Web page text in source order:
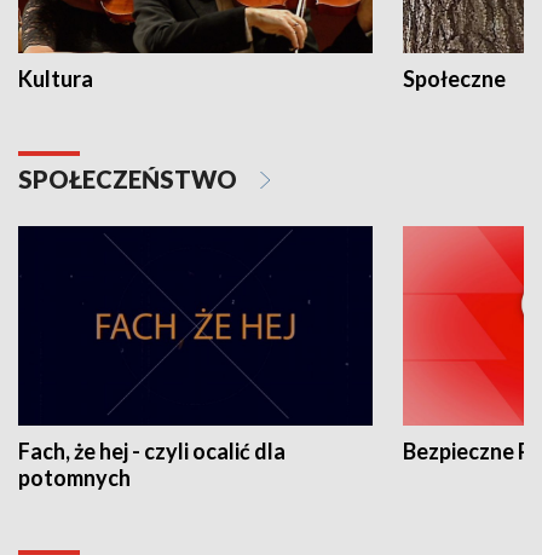
Kultura Społeczne
SPOŁECZEŃSTWO
Fach, że hej - czyli ocalić dla
potomnych
Bezpieczne